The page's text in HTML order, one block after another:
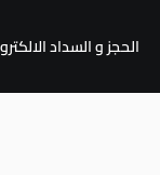
الحجز و السداد